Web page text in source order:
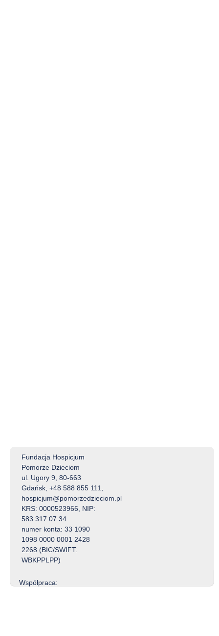
Fundacja Hospicjum
Pomorze Dzieciom
ul. Ugory 9, 80-663
Gdańsk, +48 588 855 111,
hospicjum@pomorzedzieciom.pl
KRS: 0000523966, NIP:
583 317 07 34
numer konta: 33 1090
1098 0000 0001 2428
2268 (BIC/SWIFT:
WBKPPLPP)
Współpraca: